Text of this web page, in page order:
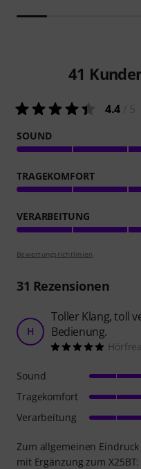
41
4.4
SOUND
TRAGEKOMFORT
VERARBEITUNG
Bewertungsrichtlinien
31 Rezensionen
H
Toller Klang, toll
Bedienung.
Zum allgemeinen
mit Ergänzung zum X25BT:
Sound
Tragekomfort
Verarbeitung